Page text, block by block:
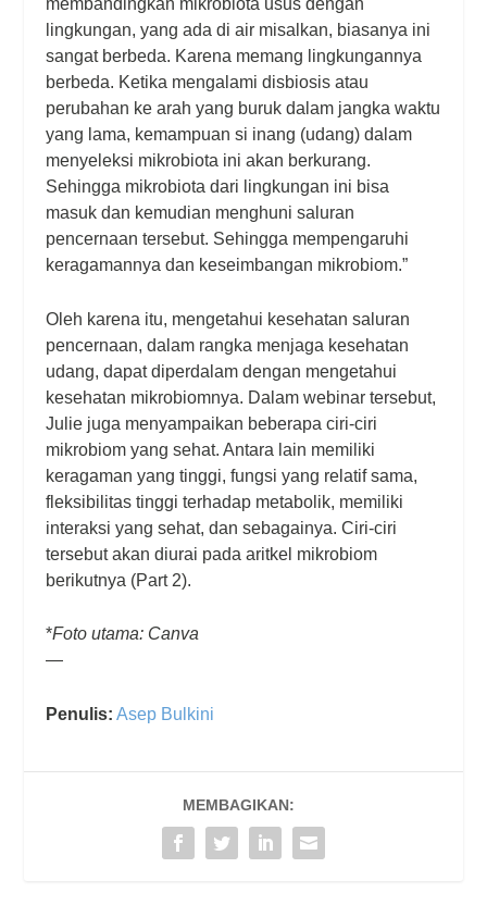
membandingkan mikrobiota usus dengan
lingkungan, yang ada di air misalkan, biasanya ini
sangat berbeda. Karena memang lingkungannya
berbeda. Ketika mengalami disbiosis atau
perubahan ke arah yang buruk dalam jangka waktu
yang lama, kemampuansi inang (udang) dalam
menyeleksi mikrobiota ini akan berkurang.
Sehingga mikrobiota dari lingkungan ini bisa
masuk dan kemudian menghuni saluran
pencernaan tersebut. Sehingga mempengaruhi
keragamannya dan keseimbangan mikrobiom.”
Oleh karena itu, mengetahui kesehatan saluran
pencernaan, dalam rangka menjaga kesehatan
udang, dapat diperdalam dengan mengetahui
kesehatan mikrobiomnya. Dalam webinar tersebut,
Julie juga menyampaikan beberapa ciri-ciri
mikrobiom yang sehat. Antara lain memiliki
keragaman yang tinggi, fungsi yang relatif sama,
fleksibilitas tinggi terhadap metabolik, memiliki
interaksi yang sehat, dan sebagainya. Ciri-ciri
tersebut akan diurai pada aritkel mikrobiom
berikutnya (Part 2).
*Foto utama: Canva
—
Penulis: Asep Bulkini
MEMBAGIKAN: